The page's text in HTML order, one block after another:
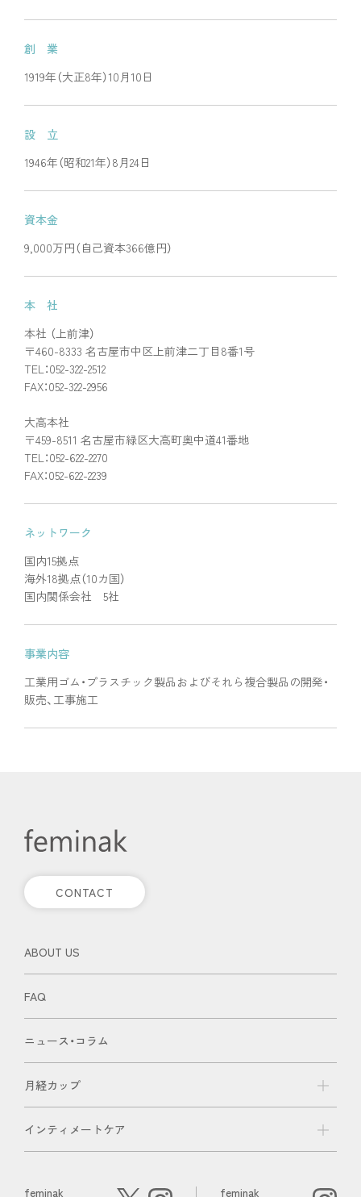
創 業
1919年（大正8年）10月10日
設 立
1946年（昭和21年）8月24日
資本金
9,000万円（自己資本366億円）
本 社
本社 （上前津）
〒460-8333 名古屋市中区上前津二丁目8番1号
TEL：052-322-2512
FAX：052-322-2956
大高本社
〒459-8511 名古屋市緑区大高町奥中道41番地
TEL：052-622-2270
FAX：052-622-2239
ネットワーク
国内15拠点
海外18拠点（10カ国）
国内関係会社 5社
事業内容
工業用ゴム・プラスチック製品およびそれら複合製品の開発・
販売、工事施工
CONTACT
ABOUT US
FAQ
ニュース・コラム
月経カップ
インティメートケア
feminak feminak